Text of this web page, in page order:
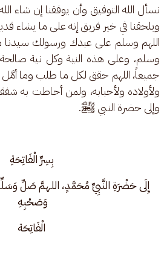
نسأل الله التوفيق وأن يوفقنا إن شاء
ويلحقنا في خير فريق إنه على ما يشاء
اللهم وسلم على عبدك ورسولك
وسلم، وعلى هذه النية وكل نية
جميعاً، اللهم حقق لكل ما طلب وما أمَّل
ولأولاده ولأحبابه، ولمن أحاطت به
وإلى حضرة النبي ﷺ.
بِسِرِّ الْفَاتِحَةِ
إِلَى حَضْرَةِ النَّبِيِّ مُحَمَّدٍ، اللهمَّ صَلِّ
وَصَحْبِهِ
الْفَاتِحَة